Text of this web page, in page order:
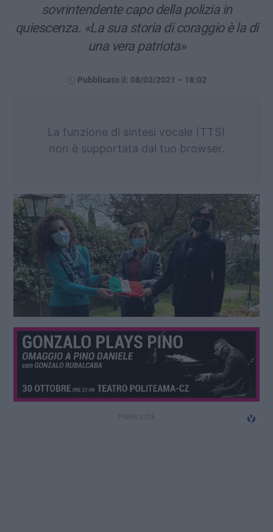
sovrintendente capo della polizia in
quiescenza. «La sua storia di coraggio è la di
una vera patriota»
Pubblicato il: 08/03/2021 – 18:02
La funzione di sintesi vocale (TTS)
non è supportata dal tuo browser.